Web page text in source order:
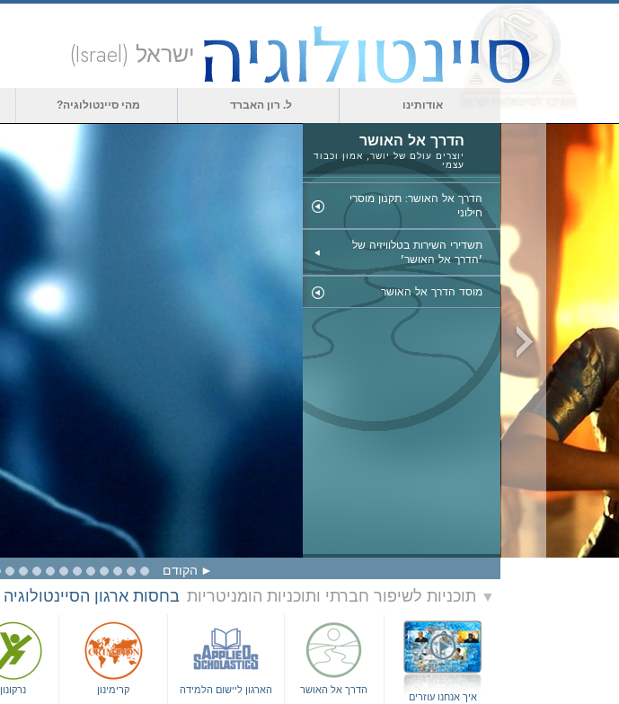
ישראל (Israel)
אודותינו ל. רון האברד מהי סיינטולוגיה?
הדרך אל האושר
יוצרים עולם של יושר, אמון וכבוד
עצמי
הדרך אל האושר: תקנון מוסרי
חילוני
תשדירי השירות בטלוויזיה של
'הדרך אל האושר'
מוסד הדרך אל האושר
הקודם
▼ תוכניות לשיפור חברתי ותוכניות הומניטריות בחסות ארגון הסיינטולוגיה
איך אנחנו עוזרים
הדרך אל האושר הארגון ליישום הלמידה קרימינון נרקונון